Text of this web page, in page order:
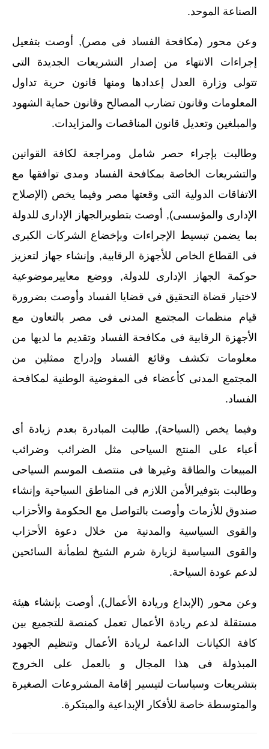
الصناعة الموحد.
وعن محور (مكافحة الفساد فى مصر), أوصت بتفعيل
إجراءات الانتهاء من إصدار التشريعات الجديدة التى
تتولى وزارة العدل إعدادها ومنها قانون حرية تداول
المعلومات وقانون تضارب المصالح وقانون حماية الشهود
والمبلغين وتعديل قانون المناقصات والمزايدات.
وطالبت بإجراء حصر شامل ومراجعة لكافة القوانين
والتشريعات الخاصة بمكافحة الفساد ومدى توافقها مع
الاتفاقات الدولية التى وقعتها مصر وفيما يخص (الإصلاح
الإدارى والمؤسسى), أوصت بتطويرالجهاز الإدارى للدولة
بما يضمن تبسيط الإجراءات وبإخضاع الشركات الكبرى
فى القطاع الخاص للأجهزة الرقابية, وإنشاء جهاز لتعزيز
حوكمة الجهاز الإدارى للدولة, ووضع معاييرموضوعية
لاختيار قضاة التحقيق فى قضايا الفساد وأوصت بضرورة
قيام منظمات المجتمع المدنى فى مصر بالتعاون مع
الأجهزة الرقابية فى مكافحة الفساد وتقديم ما لديها من
معلومات تكشف وقائع الفساد وإدراج ممثلين من
المجتمع المدنى كأعضاء فى المفوضية الوطنية لمكافحة
الفساد.
وفيما يخص (السياحة), طالبت المبادرة بعدم زيادة أى
أعباء على المنتج السياحى مثل الضرائب وضرائب
المبيعات والطاقة وغيرها فى منتصف الموسم السياحى
وطالبت بتوفيرالأمن اللازم فى المناطق السياحية وإنشاء
صندوق للأزمات وأوصت بالتواصل مع الحكومة والأحزاب
والقوى السياسية والمدنية من خلال دعوة الأحزاب
والقوى السياسية لزيارة شرم الشيخ لطمأنة السائحين
لدعم عودة السياحة.
وعن محور (الإبداع وريادة الأعمال), أوصت بإنشاء هيئة
مستقلة لدعم ريادة الأعمال تعمل كمنصة للتجميع بين
كافة الكيانات الداعمة لريادة الأعمال وتنظيم الجهود
المبذولة فى هذا المجال و بالعمل على الخروج
بتشريعات وسياسات لتيسير إقامة المشروعات الصغيرة
والمتوسطة خاصة للأفكار الإبداعية والمبتكرة.